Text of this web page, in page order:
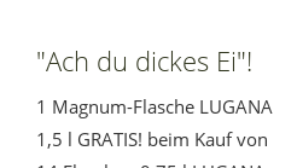
"Ach du dickes Ei"!
1 Magnum-Flasche LUGANA
1,5 l GRATIS! beim Kauf von